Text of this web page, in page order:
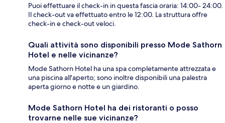
Puoi effettuare il check-in in questa fascia oraria: 14:00- 24:00.
Il check-out va effettuato entro le 12:00. La struttura offre
check-in e check-out veloci.
Quali attività sono disponibili presso Mode Sathorn
Hotel e nelle vicinanze?
Mode Sathorn Hotel ha una spa completamente attrezzata e
una piscina all'aperto; sono inoltre disponibili una palestra
aperta giorno e notte e un giardino.
Mode Sathorn Hotel ha dei ristoranti o posso
trovarne nelle sue vicinanze?